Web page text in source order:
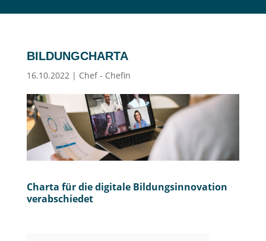
BILDUNGCHARTA
16.10.2022| Chef - Chefin
Charta für die digitale Bildungsinnovation
verabschiedet